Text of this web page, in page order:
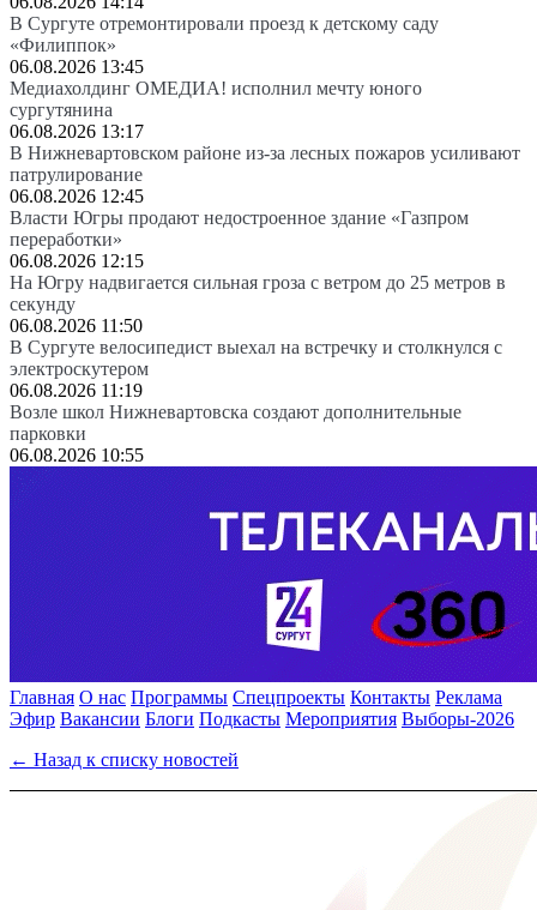
В Сургуте отремонтировали проезд к детскому саду
«Филиппок»
06.08.2026 13:45
Медиахолдинг ОМЕДИА! исполнил мечту юного
сургутянина
06.08.2026 13:17
В Нижневартовском районе из-за лесных пожаров усиливают
патрулирование
06.08.2026 12:45
Власти Югры продают недостроенное здание «Газпром
переработки»
06.08.2026 12:15
На Югру надвигается сильная гроза с ветром до 25 метров в
секунду
06.08.2026 11:50
В Сургуте велосипедист выехал на встречку и столкнулся с
электроскутером
06.08.2026 11:19
Возле школ Нижневартовска создают дополнительные
парковки
06.08.2026 10:55
Главная О нас Программы Спецпроекты Контакты Реклама
Эфир Вакансии Блоги Подкасты Мероприятия Выборы-2026
← Назад к списку новостей